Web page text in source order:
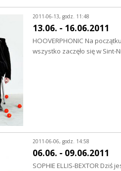
2011-06-13, godz. 11:48
13.06. - 16.06.2011
HOOVERPHONIC Na
wszystko zaczęło się w
2011-06-06, godz. 14:58
06.06. - 09.06.2011
SOPHIE ELLIS-BEXTOR